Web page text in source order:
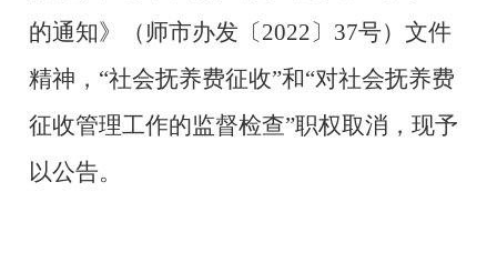
的通知》（师市办发〔2022〕 37号）文件
精神， “社会抚养费征收”和“对社会抚养费
征收管理工作的监督检查”职权取消，现予
以公告。